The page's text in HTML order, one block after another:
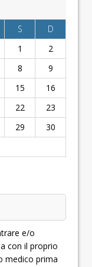
S
D
1
2
8
9
15
16
22
23
29
30
e/o
con il proprio
medico prima